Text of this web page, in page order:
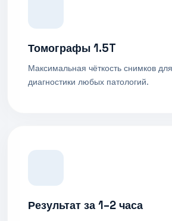
Томографы 1.5T
Максимальная чёткость снимков
диагностики любых патологий.
Результат за 1–2 часа